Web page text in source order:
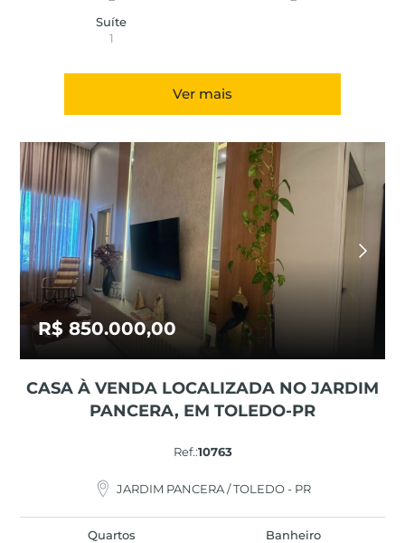
Suíte
1
Ver mais
R$ 850.000,00
CASA À VENDA LOCALIZADA NO JARDIM
PANCERA, EM TOLEDO-PR
Ref.:10763
JARDIM PANCERA / TOLEDO - PR
Quartos
Banheiro